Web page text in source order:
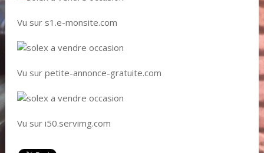
Vu sur s1.e-monsite.com
Vu sur petite-annonce-gratuite.com
Vu sur i50.servimg.com